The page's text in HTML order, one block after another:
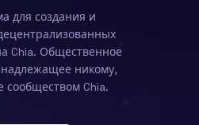
для создания и
Chia. Общественное
никому,
сообществом Chia.